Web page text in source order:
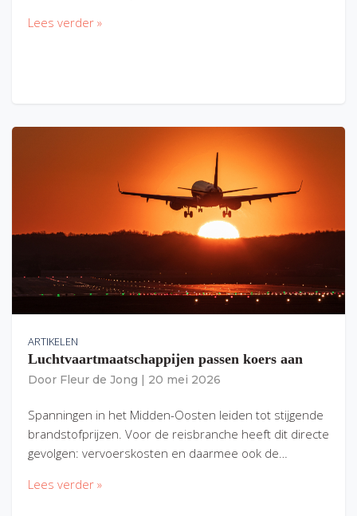
Lees verder »
ARTIKELEN
Luchtvaartmaatschappijen passen koers aan
Door Fleur de Jong 20 mei 2026
Spanningen in het Midden-Oosten leiden tot stijgende
brandstofprijzen. Voor de reisbranche heeft dit directe
gevolgen: vervoerskosten en daarmee ook de…
Lees verder »